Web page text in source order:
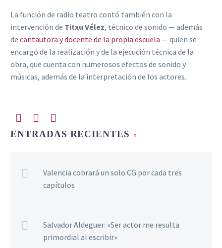
La función de radio teatro contó también con la
intervención de Titxu Vélez, técnico de sonido — además
de cantautora y docente de la propia escuela — quien se
encargó de la realización y de la ejecución técnica de la
obra, que cuenta con numerosos efectos de sonido y
músicas, además de la interpretación de los actores.
ENTRADAS RECIENTES
Valencia cobrará un solo CG por cada tres
capítulos
Salvador Aldeguer: «Ser actor me resulta
primordial al escribir»